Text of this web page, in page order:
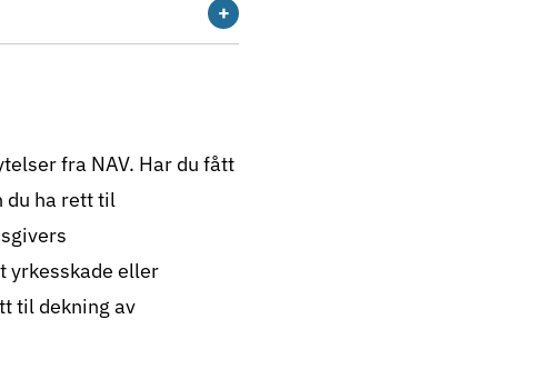
fra NAV. Har du fått
du ha rett til
yrkesskade eller
til dekning av